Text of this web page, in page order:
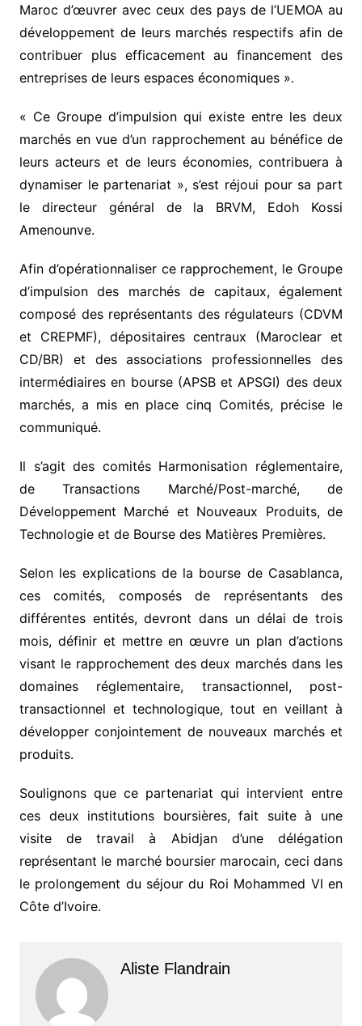
Maroc d’œuvrer avec ceux des pays de l’UEMOA au
développement de leurs marchés respectifs afin de
contribuer plus efficacement au financement des
entreprises de leurs espaces économiques ».
« Ce Groupe d’impulsion qui existe entre les deux
marchés en vue d’un rapprochement au bénéfice de
leurs acteurs et de leurs économies, contribuera à
dynamiser le partenariat », s’est réjoui pour sa part
le directeur général de la BRVM, Edoh Kossi
Amenounve.
Afin d’opérationnaliser ce rapprochement, le Groupe
d’impulsion des marchés de capitaux, également
composé des représentants des régulateurs (CDVM
et CREPMF), dépositaires centraux (Maroclear et
CD/BR) et des associations professionnelles des
intermédiaires en bourse (APSB et APSGI) des deux
marchés, a mis en place cinq Comités, précise le
communiqué.
Il s’agit des comités Harmonisation réglementaire,
de Transactions Marché/Post-marché, de
Développement Marché et Nouveaux Produits, de
Technologie et de Bourse des Matières Premières.
Selon les explications de la bourse de Casablanca,
ces comités, composés de représentants des
différentes entités, devront dans un délai de trois
mois, définir et mettre en œuvre un plan d’actions
visant le rapprochement des deux marchés dans les
domaines réglementaire, transactionnel, post-
transactionnel et technologique, tout en veillant à
développer conjointement de nouveaux marchés et
produits.
Soulignons que ce partenariat qui intervient entre
ces deux institutions boursières, fait suite à une
visite de travail à Abidjan d’une délégation
représentant le marché boursier marocain, ceci dans
le prolongement du séjour du Roi Mohammed VI en
Côte d’Ivoire.
Aliste Flandrain